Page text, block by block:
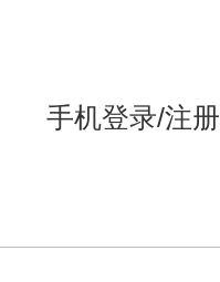
手机登录/注册